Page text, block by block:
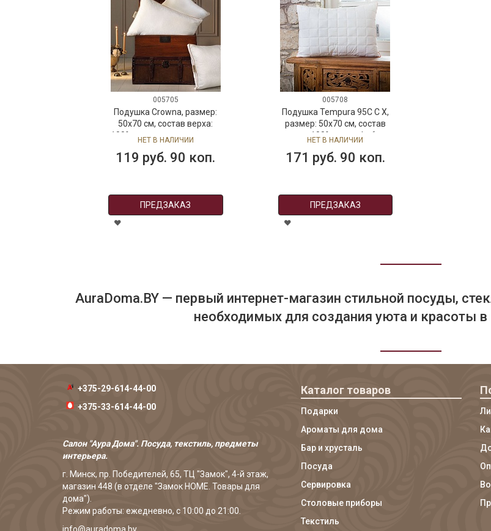
005705
Подушка Crowna, размер:
50х70 см, состав верха:
100% хлопок, наполнитель:
НЕТ В НАЛИЧИИ
119 руб. 90 коп.
ПРЕДЗАКАЗ
005708
Подушка Tempura 95C C X,
размер: 50х70 см, состав
верха: 100% микрофибра,
микрофибра
НЕТ В НАЛИЧИИ
171 руб. 90 коп.
ПРЕДЗАКАЗ
AuraDoma.BY — первый интернет-магазин стильной посуды,
необходимых для создания уюта и красоты
+375-29-614-44-00
+375-33-614-44-00
Салон "Аура Дома". Посуда, текстиль, предметы
интерьера.
г. Минск, пр. Победителей, 65, ТЦ "Замок", 4-й этаж,
магазин 448 (в отделе "Замок HOME. Товары для
дома").
Режим работы: ежедневно, с 10:00 до 21:00.
Каталог товаров
Подарки
Ароматы для дома
Бар и хрусталь
Посуда
Сервировка
Столовые приборы
Текстиль